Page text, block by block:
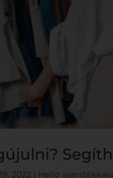
2022 Hello